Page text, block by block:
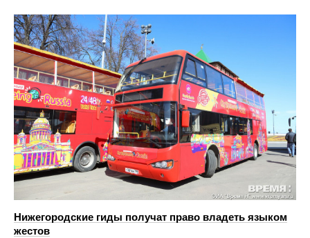
Нижегородские гиды получат право владеть языком
жестов